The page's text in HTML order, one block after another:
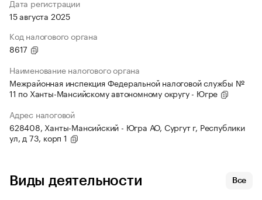
Дата регистрации
15 августа 2025
Код налогового органа
8617
Наименование налогового органа
Межрайонная инспекция Федеральной налоговой службы №
11 по Ханты-Мансийскому автономному округу - Югре
Адрес налоговой
628408, Ханты-Мансийский - Югра АО, Сургут г, Республики
ул, д 73, корп 1
Виды деятельности Все